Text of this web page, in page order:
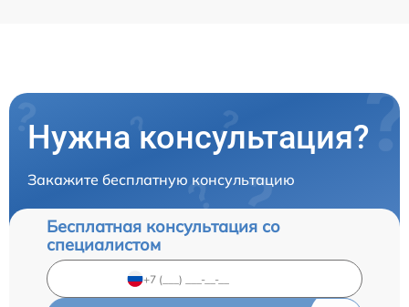
Нужна консультация?
Закажите бесплатную консультацию
Бесплатная консультация со
специалистом